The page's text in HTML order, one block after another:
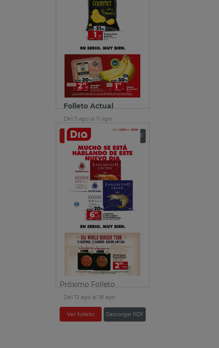
Folleto Actual
Del 5 ago al 11 ago
Ver folleto Descargar PDF
Próximo Folleto
Del 12 ago al 18 ago
Ver folleto Descargar PDF